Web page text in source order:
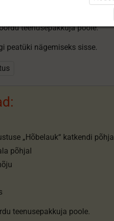
teenusepakkuja poole.
peatüki nägemiseks sisse.
„Hõbelauk“ katkendi
põhjal
teenusepakkuja poole.